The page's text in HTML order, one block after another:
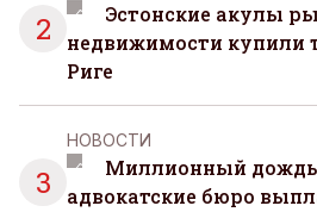
2
Эстонские акулы
недвижимости купили
Риге
3
НОВОСТИ
Миллионный
адвокатские бюро